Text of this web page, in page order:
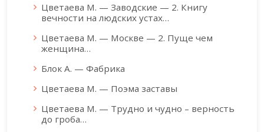
Цветаева М. — Заводские — 2. Книгу
вечности на людских устах…
Цветаева М. — Москве — 2. Пуще чем
женщина…
Блок А. — Фабрика
Цветаева М. — Поэма заставы
Цветаева М. — Трудно и чудно – верность
до гроба…